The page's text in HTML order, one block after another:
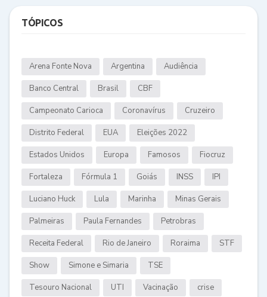
TÓPICOS
Arena Fonte Nova Argentina Audiência
Banco Central Brasil CBF
Campeonato Carioca Coronavírus Cruzeiro
Distrito Federal EUA Eleições 2022
Estados Unidos Europa Famosos Fiocruz
Fortaleza Fórmula 1 Goiás INSS IPI
Luciano Huck Lula Marinha Minas Gerais
Palmeiras Paula Fernandes Petrobras
Receita Federal Rio de Janeiro Roraima STF
Show Simone e Simaria TSE
Tesouro Nacional UTI Vacinação crise